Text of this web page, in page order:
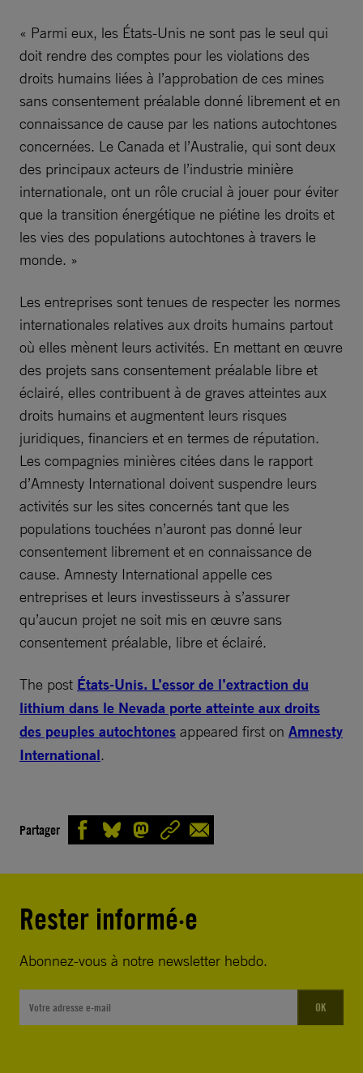
« Parmi eux, les États-Unis ne sont pas le seul qui
doit rendre des comptes pour les violations des
droits humains liées à l’approbation de ces mines
sans consentement préalable donné librement et en
connaissance de cause par les nations autochtones
concernées. Le Canada et l’Australie, qui sont deux
des principaux acteurs de l’industrie minière
internationale, ont un rôle crucial à jouer pour éviter
que la transition énergétique ne piétine les droits et
les vies des populations autochtones à travers le
monde. »
Les entreprises sont tenues de respecter les normes
internationales relatives aux droits humains partout
où elles mènent leurs activités. En mettant en œuvre
des projets sans consentement préalable libre et
éclairé, elles contribuent à de graves atteintes aux
droits humains et augmentent leurs risques
juridiques, financiers et en termes de réputation.
Les compagnies minières citées dans le rapport
d’Amnesty International doivent suspendre leurs
activités sur les sites concernés tant que les
populations touchées n’auront pas donné leur
consentement librement et en connaissance de
cause. Amnesty International appelle ces
entreprises et leurs investisseurs à s’assurer
qu’aucun projet ne soit mis en œuvre sans
consentement préalable, libre et éclairé.
The post États-Unis. L’essor de l’extraction du
lithium dans le Nevada porte atteinte aux droits
des peuples autochtones appeared first on Amnesty
International.
Partager
Rester informé·e
Abonnez-vous à notre newsletter hebdo.
OK